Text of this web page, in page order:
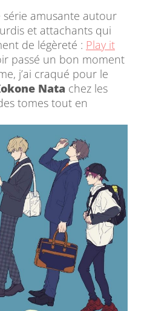
amusante autour
et attachants qui
de légèreté : Play it
passé un bon moment
j’ai craqué pour le
Nata chez les
tomes tout en